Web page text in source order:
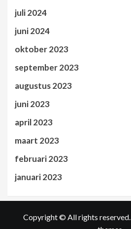
juli 2024
juni 2024
oktober 2023
september 2023
augustus 2023
juni 2023
april 2023
maart 2023
februari 2023
januari 2023
Copyright © All rights reserved.